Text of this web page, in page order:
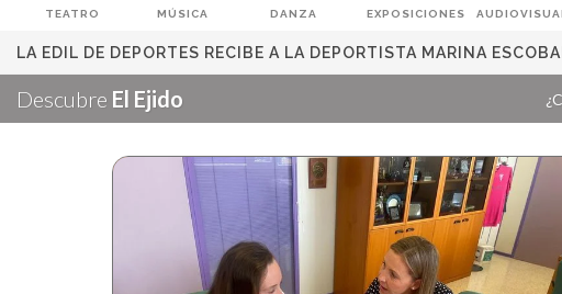
TEATRO MÚSICA DANZA EXPOSICIONES
LA EDIL DE DEPORTES RECIBE A LA DEPORTISTA MARINA
Descubre El Ejido